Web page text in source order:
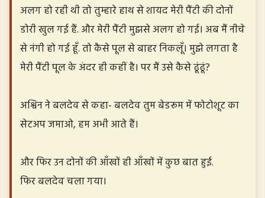
अलग हो रही थी तो तुम्हारे हाथ से शायद मेरी पैंटी की दोनों
डोरी खुल गई हैं. और मेरी पैंटी मुझसे अलग हो गई। अब मैं नीचे
से नंगी हो गई हूँ. तो कैसे पूल से बाहर निकलूँ। मुझे लगता है
मेरी पैंटी पूल के अंदर ही कहीं है। पर मैं उसे कैसे ढूंढूं?
अश्विन ने बलदेव से कहा- बलदेव तुम बेडरूम में फोटोशूट का
सेटअप जमाओ, हम अभी आते हैं।
और फिर उन दोनों की आँखों ही आँखों में कुछ बात हुई.
फिर बलदेव चला गया।